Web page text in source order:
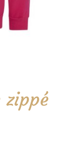
zippé